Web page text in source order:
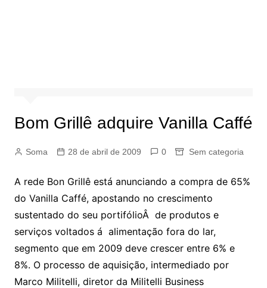
Bom Grillê adquire Vanilla Caffé
Soma 28 de abril de 2009 0 Sem categoria
A rede Bon Grillê está anunciando a compra de 65%
do Vanilla Caffé, apostando no crescimento
sustentado do seu portifólioÂ de produtos e
serviços voltados á alimentação fora do lar,
segmento que em 2009 deve crescer entre 6% e
8%. O processo de aquisição, intermediado por
Marco Militelli, diretor da Militelli Business